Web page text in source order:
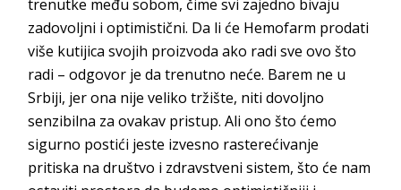
trenutke među sobom, čime svi zajedno bivaju
zadovoljni i optimistični. Da li će Hemofarm prodati
više kutijica svojih proizvoda ako radi sve ovo što
radi – odgovor je da trenutno neće. Barem ne u
Srbiji, jer ona nije veliko tržište, niti dovoljno
senzibilna za ovakav pristup. Ali ono što ćemo
sigurno postići jeste izvesno rasterećivanje
pritiska na društvo i zdravstveni sistem, što će nam